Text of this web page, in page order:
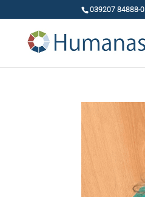
039207 84888-0